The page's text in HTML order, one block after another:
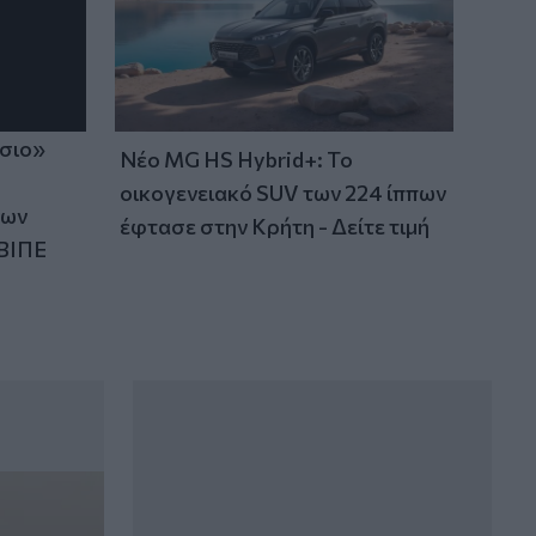
Νέο MG HS Hybrid+: Το
οικογενειακό SUV των 224 ίππων
έφτασε στην Κρήτη - Δείτε τιμή